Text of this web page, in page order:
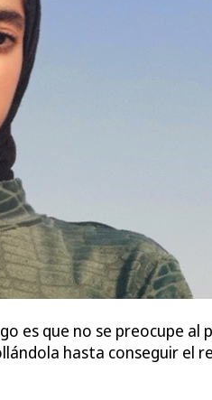
es que no se preocupe
hasta conseguir el